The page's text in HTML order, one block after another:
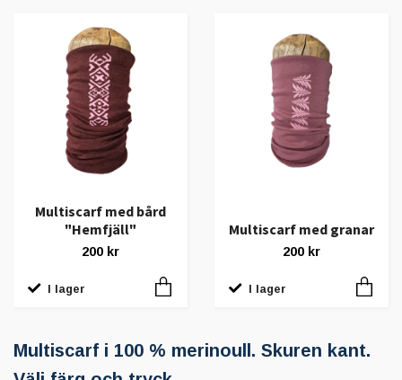
Multiscarf med bård
"Hemfjäll"
200 kr
I lager
Multiscarf med granar
200 kr
I lager
Multiscarf i 100 % merinoull. Skuren kant.